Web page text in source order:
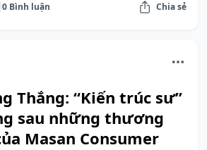
0 Bình luận Chia sẻ
Thắng: “Kiến trúc sư”
sau những thương
Masan Consumer